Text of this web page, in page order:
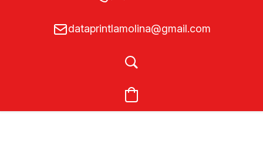
dataprintlamolina@gmail.com